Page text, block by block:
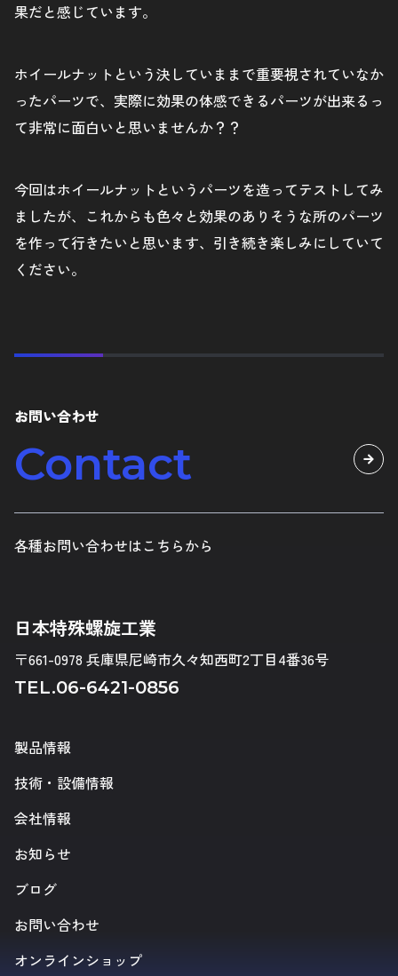
果だと感じています。
ホイールナットという決していままで重要視されていなか
ったパーツで、実際に効果の体感できるパーツが出来るっ
て非常に面白いと思いませんか？？
今回はホイールナットというパーツを造ってテストしてみ
ましたが、これからも色々と効果のありそうな所のパーツ
を作って行きたいと思います、引き続き楽しみにしていて
ください。
お問い合わせ
Contact
各種お問い合わせはこちらから
日本特殊螺旋工業
〒661-0978 兵庫県尼崎市久々知西町2丁目4番36号
TEL.06-6421-0856
製品情報
技術・設備情報
会社情報
お知らせ
ブログ
お問い合わせ
オンラインショップ